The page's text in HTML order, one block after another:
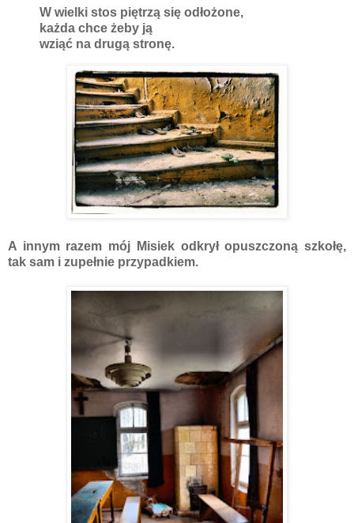
W wielki stos piętrzą się odłożone,
każda chce żeby ją
wziąć na drugą stronę.
A innym razem mój Misiek odkrył opuszczoną szkołę,
tak sam i zupełnie przypadkiem.